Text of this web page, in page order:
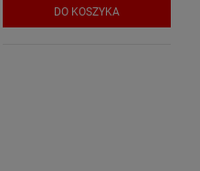
DO KOSZYKA